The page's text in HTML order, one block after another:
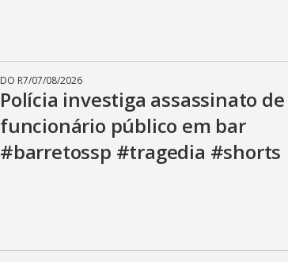
DO R7/07/08/2026
Polícia investiga assassinato de
funcionário público em bar
#barretossp #tragedia #shorts